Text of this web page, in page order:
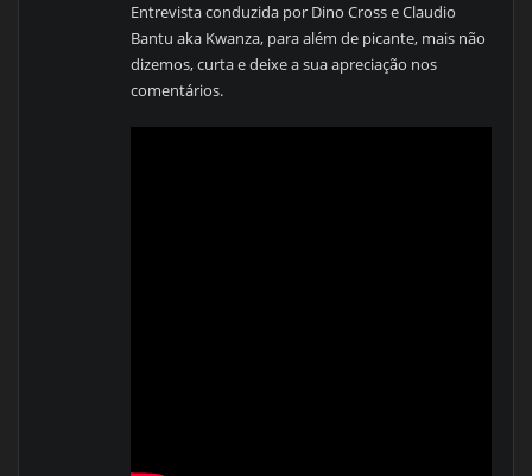
Entrevista conduzida por Dino Cross e Claudio
Bantu aka Kwanza, para além de picante, mais não
dizemos, curta e deixe a sua apreciação nos
comentários.